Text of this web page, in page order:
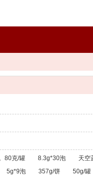
80克/罐 8.3g*30泡 天空
5g*9泡 357g/饼 50g/罐